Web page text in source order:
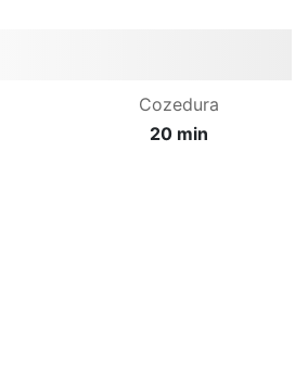
Cozedura
20 min